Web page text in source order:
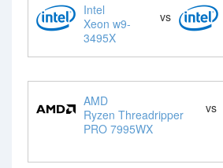
Intel
Xeon w9-
3495X
vs
AMD
Ryzen Threadripper
PRO 7995WX
vs